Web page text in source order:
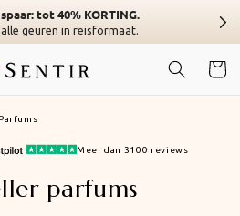
tot 40% KORTING.
geuren in reisformaat.
Meer dan 3100 reviews
parfums